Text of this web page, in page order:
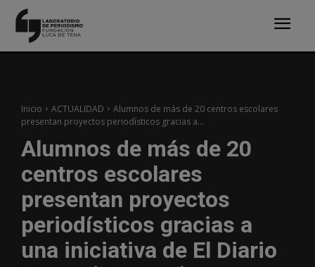
Inicio ACTUALIDAD
Alumnos de más de 20 centros escolares
presentan proyectos periodísticos gracias a...
Alumnos de más de 20
centros escolares
presentan proyectos
periodísticos gracias a
una iniciativa de El Diario